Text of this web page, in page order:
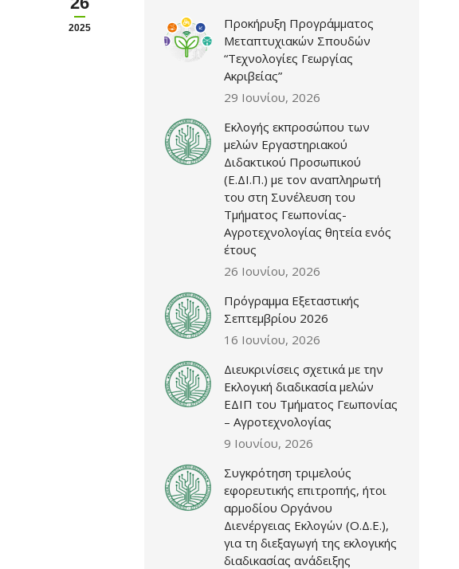
2025
Προκήρυξη Προγράμματος
Μεταπτυχιακών Σπουδών
“Τεχνολογίες Γεωργίας
Ακριβείας”
29 Ιουνίου, 2026
Εκλογής εκπροσώπου των
μελών Εργαστηριακού
Διδακτικού Προσωπικού
(Ε.ΔΙ.Π.) με τον αναπληρωτή
του στη Συνέλευση του
Τμήματος Γεωπονίας-
Αγροτεχνολογίας θητεία ενός
έτους
26 Ιουνίου, 2026
Πρόγραμμα Εξεταστικής
Σεπτεμβρίου 2026
16 Ιουνίου, 2026
Διευκρινίσεις σχετικά με την
Εκλογική διαδικασία μελών
ΕΔΙΠ του Τμήματος Γεωπονίας
– Αγροτεχνολογίας
9 Ιουνίου, 2026
Συγκρότηση τριμελούς
εφορευτικής επιτροπής, ήτοι
αρμοδίου Οργάνου
Διενέργειας Εκλογών (Ο.Δ.Ε.),
για τη διεξαγωγή της εκλογικής
διαδικασίας ανάδειξης